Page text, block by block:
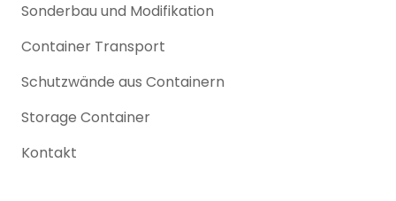
Sonderbau und Modifikation
Container Transport
Schutzwände aus Containern
Storage Container
Kontakt